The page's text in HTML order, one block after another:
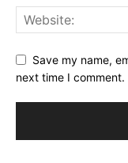
Save my name,
next time I comment.